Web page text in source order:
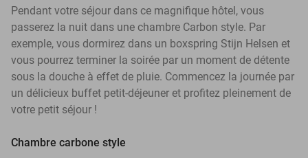
Pendant votre séjour dans ce magnifique hôtel, vous
passerez la nuit dans une chambre Carbon style. Par
exemple, vous dormirez dans un boxspring Stijn Helsen et
vous pourrez terminer la soirée par un moment de détente
sous la douche à effet de pluie. Commencez la journée par
un délicieux buffet petit-déjeuner et profitez pleinement de
votre petit séjour !
Chambre carbone style